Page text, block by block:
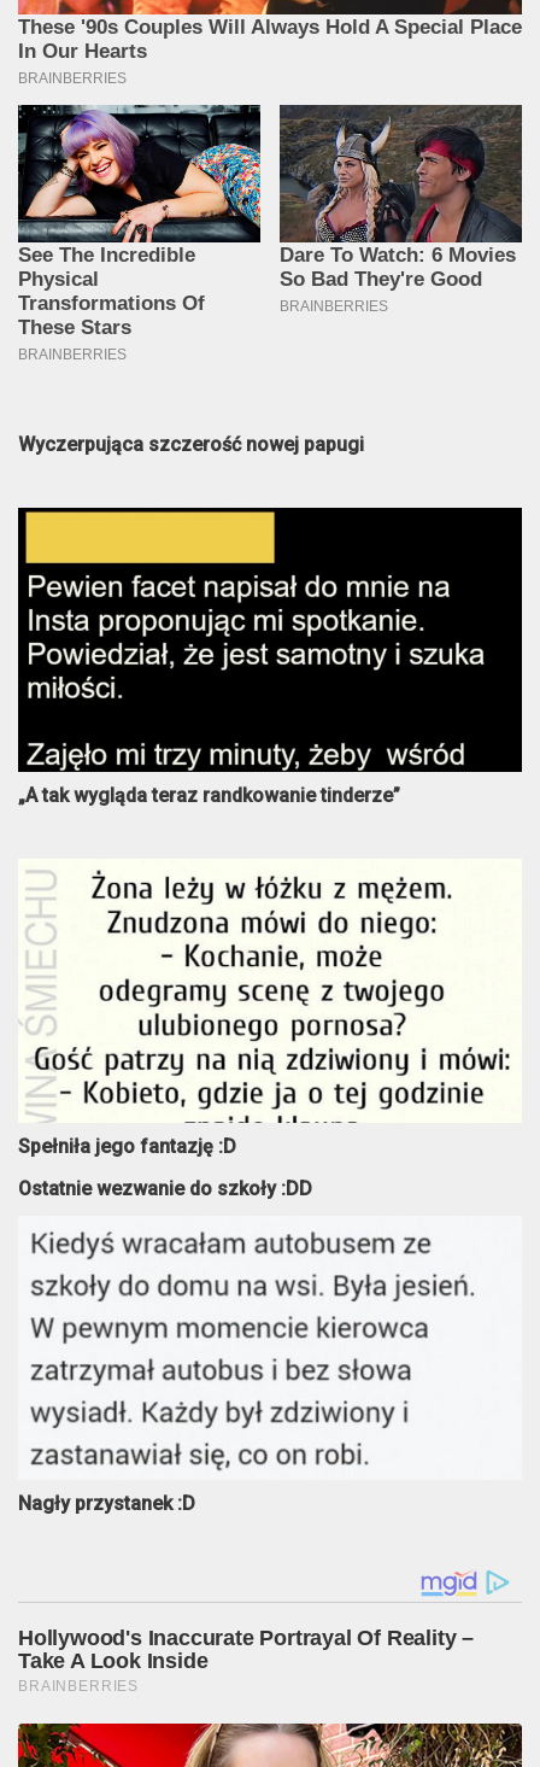
Wyczerpująca szczerość nowej papugi
„A tak wygląda teraz randkowanie tinderze”
Spełniła jego fantazję :D
Ostatnie wezwanie do szkoły :DD
Nagły przystanek :D